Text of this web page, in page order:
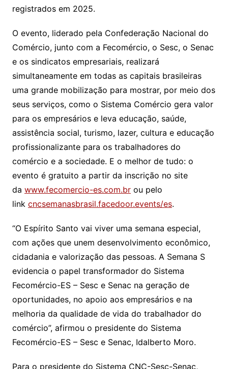
registrados em 2025.
O evento, liderado pela Confederação Nacional do
Comércio, junto com a Fecomércio, o Sesc, o Senac
e os sindicatos empresariais, realizará
simultaneamente em todas as capitais brasileiras
uma grande mobilização para mostrar, por meio dos
seus serviços, como o Sistema Comércio gera valor
para os empresários e leva educação, saúde,
assistência social, turismo, lazer, cultura e educação
profissionalizante para os trabalhadores do
comércio e a sociedade. E o melhor de tudo: o
evento é gratuito a partir da inscrição no site
da www.fecomercio-es.com.brou pelo
link cncsemanasbrasil.facedoor.events/es.
“O Espírito Santo vai viver uma semana especial,
com ações que unem desenvolvimento econômico,
cidadania e valorização das pessoas. A Semana S
evidencia o papel transformador do Sistema
Fecomércio-ES – Sesc e Senac na geração de
oportunidades, no apoio aos empresários e na
melhoria da qualidade de vida do trabalhador do
comércio”, afirmou o presidente do Sistema
Fecomércio-ES – Sesc e Senac, Idalberto Moro.
Para o presidente do Sistema CNC-Sesc-Senac,